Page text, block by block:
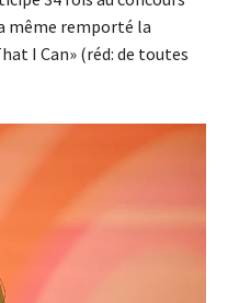
même remporté la
I Can» (réd: de toutes